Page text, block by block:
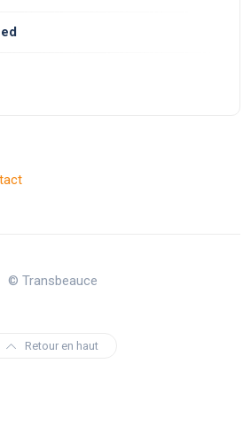
© Transbeauce
Retour en haut